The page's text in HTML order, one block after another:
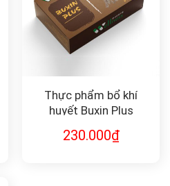
Thực phẩm bổ khí
huyết Buxin Plus
230.000₫